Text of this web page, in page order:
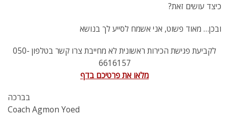
כיצד עושים זאת?
ובכן… מאוד פשוט, אני אשמח לסייע לך בנושא
לקביעת פגישת הכירות ראשונית לא מחייבת צרו קשר בטלפון 050-
6616157
מלאו את פרטיכם בדף
בברכה
Coach Agmon Yoed